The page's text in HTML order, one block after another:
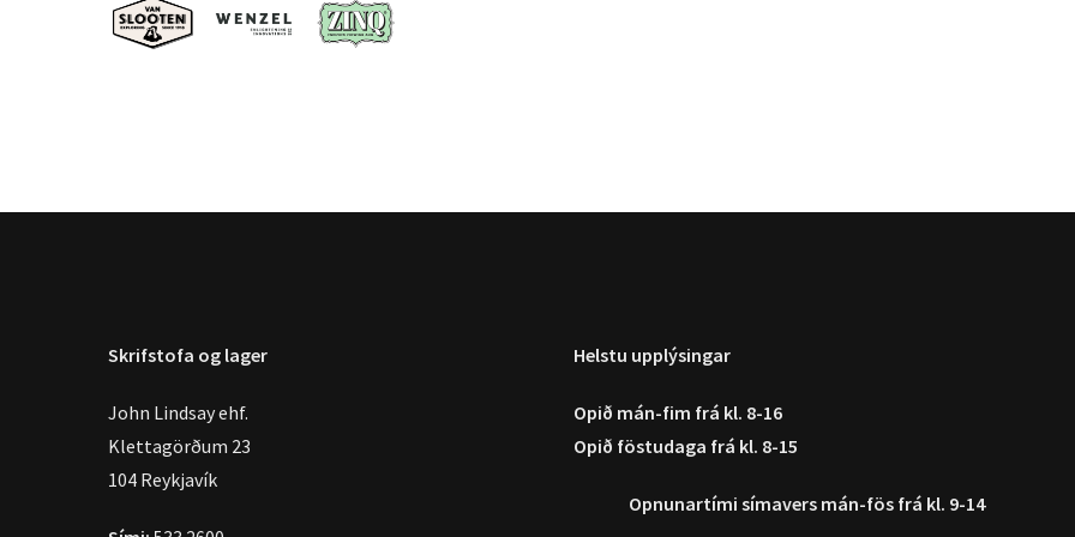
Skrifstofa og lager
John Lindsay ehf.
Klettagörðum 23
104 Reykjavík
Helstu upplýsingar
Opið mán-fim frá kl. 8-16
Opið föstudaga frá kl. 8-15
Opnunartími símavers mán-fös frá kl. 9-14